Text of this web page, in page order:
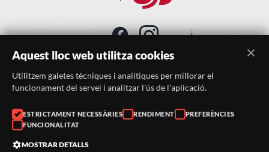
SUBSCRIU-TE AL BUTLLETÍ
Telèfon:
938046359
Correu:
Aquest lloc web utilitza cookies
Utilitzem galetes tècniques i analítiques per millorar el
funcionament del servei i analitzar l'ús de l'aplicació.
ESTRICTAMENT NECESSÀRIES RENDIMENT
PREFERÈNCIES
FUNCIONALITAT
MOSTRAR DETALLS